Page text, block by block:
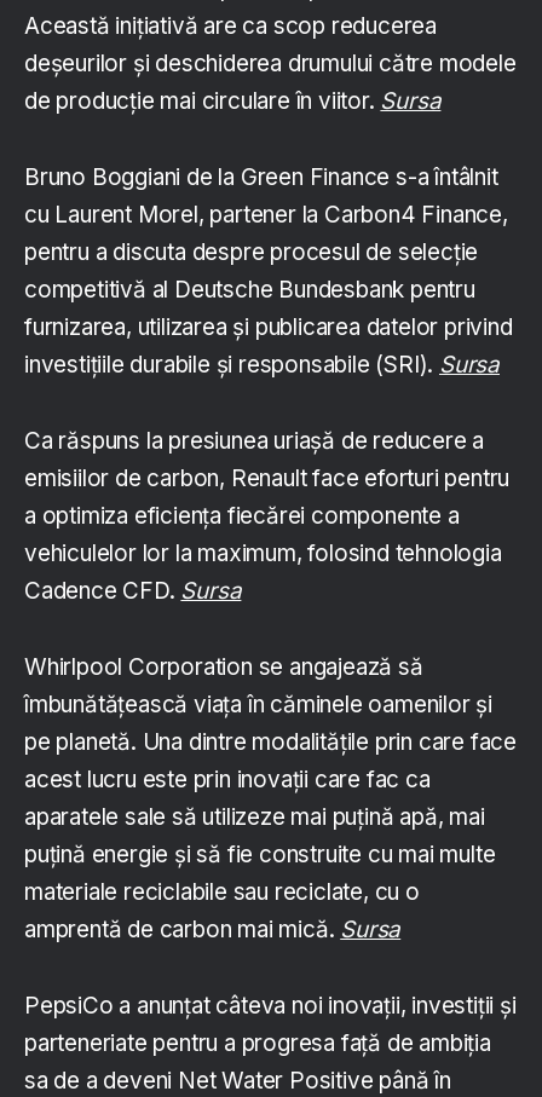
Această inițiativă are ca scop reducerea
deșeurilor și deschiderea drumului către modele
de producție mai circulare în viitor. Sursa
Bruno Boggiani de la Green Finance s-a întâlnit
cu Laurent Morel, partener la Carbon4 Finance,
pentru a discuta despre procesul de selecție
competitivă al Deutsche Bundesbank pentru
furnizarea, utilizarea și publicarea datelor privind
investițiile durabile și responsabile (SRI). Sursa
Ca răspuns la presiunea uriașă de reducere a
emisiilor de carbon, Renault face eforturi pentru
a optimiza eficiența fiecărei componente a
vehiculelor lor la maximum, folosind tehnologia
Cadence CFD. Sursa
Whirlpool Corporation se angajează să
îmbunătățească viața în căminele oamenilor și
pe planetă. Una dintre modalitățile prin care face
acest lucru este prin inovații care fac ca
aparatele sale să utilizeze mai puțină apă, mai
puțină energie și să fie construite cu mai multe
materiale reciclabile sau reciclate, cu o
amprentă de carbon mai mică. Sursa
PepsiCo a anunțat câteva noi inovații, investiții și
parteneriate pentru a progresa față de ambiția
sa de a deveni Net Water Positive până în